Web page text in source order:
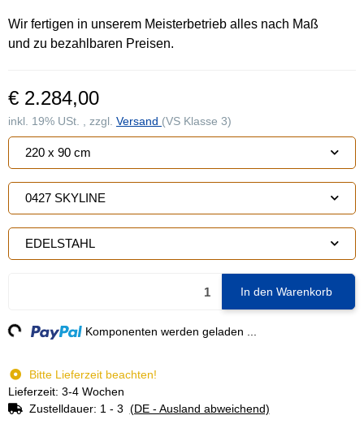
Wir fertigen in unserem Meisterbetrieb alles nach Maß
und zu bezahlbaren Preisen.
€ 2.284,00
inkl. 19% USt. , zzgl. Versand (VS Klasse 3)
220 x 90 cm
0427 SKYLINE
EDELSTAHL
In den Warenkorb
Komponenten werden geladen ...
Bitte Lieferzeit beachten!
Lieferzeit: 3-4 Wochen
Zustelldauer: 1 - 3 (DE - Ausland abweichend)